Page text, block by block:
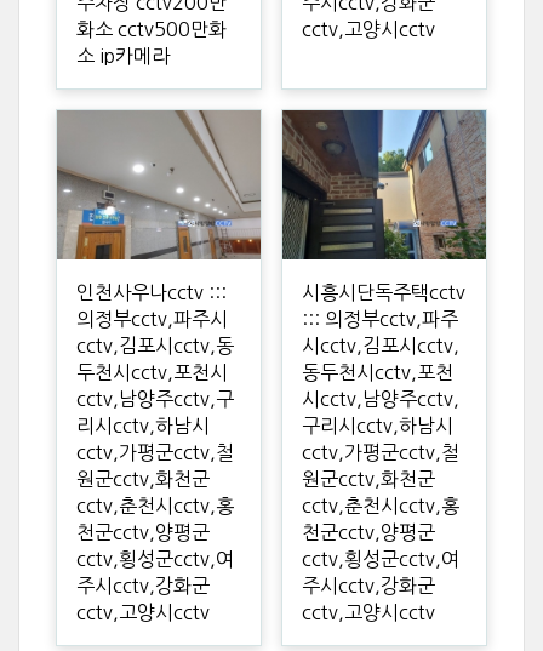
화소 cctv500만화
소 ip카메라
cctv,고양시cctv
인천사우나cctv :::
의정부cctv,파주시
cctv,김포시cctv,동
두천시cctv,포천시
cctv,남양주cctv,구
리시cctv,하남시
cctv,가평군cctv,철
원군cctv,화천군
cctv,춘천시cctv,홍
천군cctv,양평군
cctv,횡성군cctv,여
주시cctv,강화군
cctv,고양시cctv
시흥시단독주택cctv
::: 의정부cctv,파주
시cctv,김포시cctv,
동두천시cctv,포천
시cctv,남양주cctv,
구리시cctv,하남시
cctv,가평군cctv,철
원군cctv,화천군
cctv,춘천시cctv,홍
천군cctv,양평군
cctv,횡성군cctv,여
주시cctv,강화군
cctv,고양시cctv